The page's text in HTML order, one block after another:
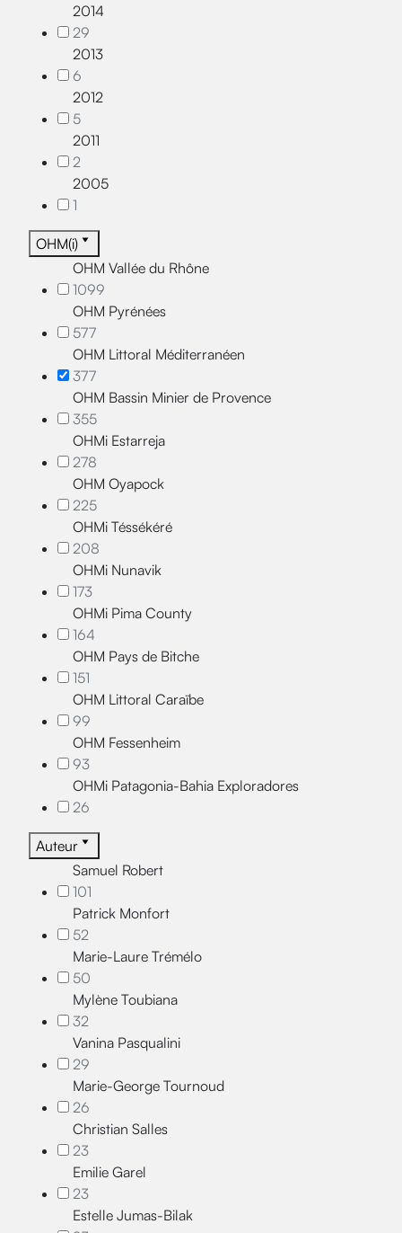
2014
29
2013
6
2012
5
2011
2
2005
1
OHM(i)
OHM Vallée du Rhône
1099
OHM Pyrénées
577
OHM Littoral Méditerranéen
377
OHM Bassin Minier de Provence
355
OHMi Estarreja
278
OHM Oyapock
225
OHMi Téssékéré
208
OHMi Nunavik
173
OHMi Pima County
164
OHM Pays de Bitche
151
OHM Littoral Caraïbe
99
OHM Fessenheim
93
OHMi Patagonia-Bahia Exploradores
26
Auteur
Samuel Robert
101
Patrick Monfort
52
Marie-Laure Trémélo
50
Mylène Toubiana
32
Vanina Pasqualini
29
Marie-George Tournoud
26
Christian Salles
23
Emilie Garel
23
Estelle Jumas-Bilak